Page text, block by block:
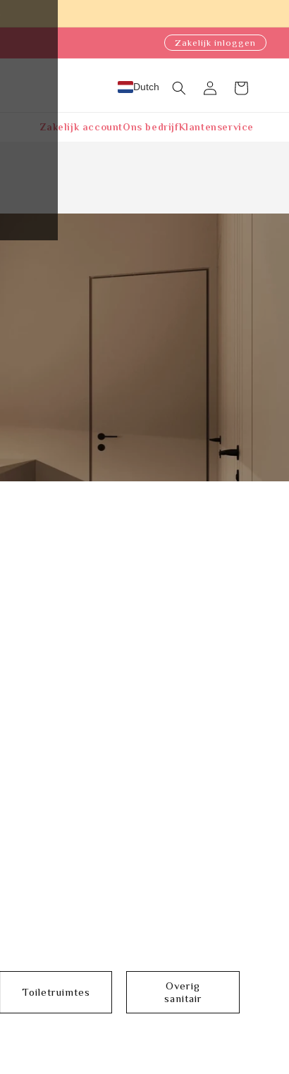
Zakelijk inloggen
Dutch InloggenWinkelwagen
Zakelijk accountOns bedrijfKlantenservice
Toiletruimtes
Overig
sanitair